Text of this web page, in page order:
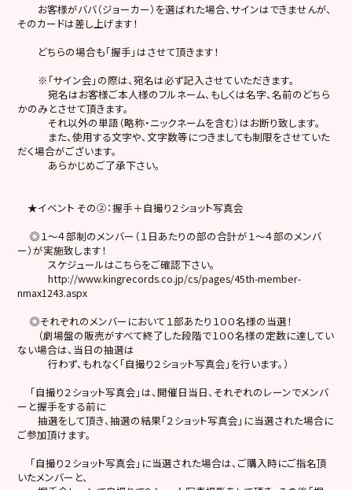
お客様がババ（ジョーカー）を選ばれた場合、サインはできませんが、
そのカードは差し上げます！
どちらの場合も「握手」はさせて頂きます！
※「サイン会」の際は、宛名は必ず記入させていただきます。
宛名はお客様ご本人様のフルネーム、もしくは名字、名前のどちら
かのみとさせて頂きます。
それ以外の単語（略称・ニックネームを含む）はお断り致します。
また、使用する文字や、文字数等につきましても制限をさせていた
だく場合がございます。
あらかじめご了承下さい。
★イベント その②：握手＋自撮り２ショット写真会
◎１〜４部制のメンバー（１日あたりの部の合計が１〜４部のメンバ
ー）が実施致します！
スケジュールはこちらをご確認下さい。
http://www.kingrecords.co.jp/cs/pages/45th-member-
nmax1243.aspx
◎それぞれのメンバーにおいて１部あたり１００名様の当選！
（劇場盤の販売がすべて終了した段階で１００名様の定数に達してい
ない場合は、当日の抽選は
行わず、もれなく「自撮り２ショット写真会」を行います。）
「自撮り２ショット写真会」は、開催日当日、それぞれのレーンでメンバ
ーと握手をする前に
抽選をして頂き、抽選の結果「２ショット写真会」に当選された場合に
ご参加頂けます。
「自撮り２ショット写真会」に当選された場合は、ご購入時にご指名頂
いたメンバーと、